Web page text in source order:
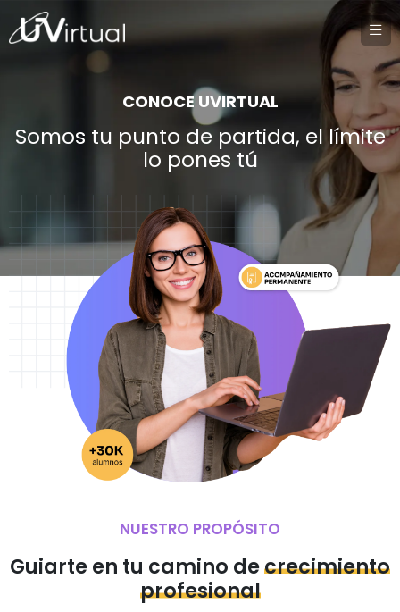
CONOCE UVIRTUAL
Somos tu punto de partida, el límite
lo pones tú
NUESTRO PROPÓSITO
Guiarte en tu camino decrecimiento
profesional